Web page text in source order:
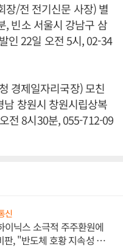
/전 전기신문 사장) 별
, 빈소 서울시 강남구 삼
인 22일 오전 5시, 02-34
경제일자리국장) 모친
창원시 창원시립상복
전 8시30분, 055-712-09
신
이닉스 소극적 주주환원에
판, "반도체 호황 지속성 의